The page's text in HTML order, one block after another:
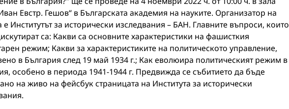
Евстр. Гешов“ в Българската академия на науките. Организатор на
Институтът за исторически изследвания – БАН. Главните въпроси, които
са: Какви са основните характеристики на фашисткия
режим; Какви за характеристиките на политическото управление,
в България след 19 май 1934 г.; Как еволюира политическият режим в
особено в периода 1941-1944 г. Предвижда се събитието да бъде
на живо на фейсбук страницата на Института за исторически